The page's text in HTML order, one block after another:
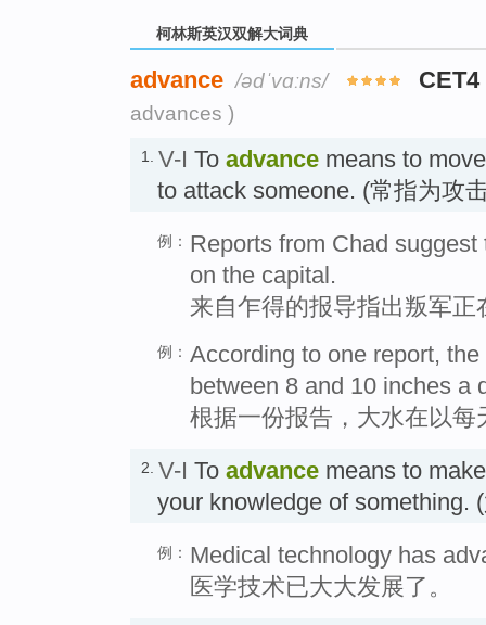
柯林斯英汉双解大词典
advance /ədˈvɑːns/ CET4
advances )
1. V-I To advance means to
to attack someone. (常指为攻
例： Reports from Chad
on the capital.
来自乍得的报导指出叛军正
例： According to one report,
between 8 and 10 inches a
根据一份报告，大水在以
2. V-I To advance means to
your knowledge of something.
例： Medical technology has
医学技术已大大发展了。